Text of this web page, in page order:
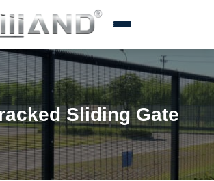
Sliding Gate